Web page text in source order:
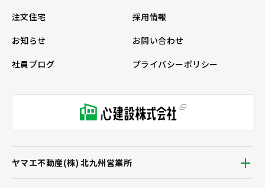
注文住宅
採用情報
お知らせ
お問い合わせ
社員ブログ
プライバシーポリシー
ヤマエ不動産(株) 北九州営業所